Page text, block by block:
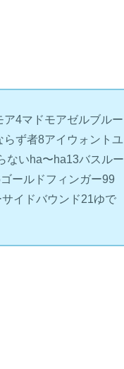
ア4マドモアゼルブルー
らず者8アイウォントユ
ないha〜ha13バスルー
ゴールドフィンガー99
サイドバウンド21ゆで